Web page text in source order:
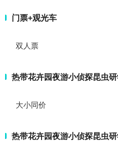
门票+观光车
双人票
热带花卉园夜游小侦探昆虫
大小同价
热带花卉园夜游小侦探昆虫